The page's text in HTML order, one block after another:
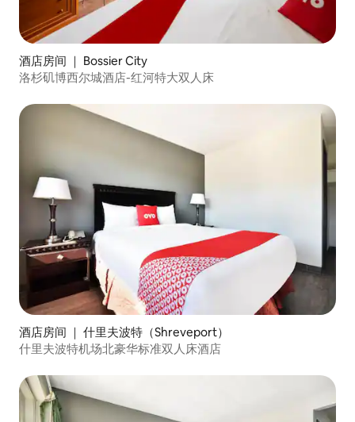
酒店房间 ｜ Bossier City
洛杉矶博西尔城酒店-红河特大双人床
酒店房间 ｜ 什里夫波特（Shreveport）
什里夫波特机场北豪华标准双人床酒店